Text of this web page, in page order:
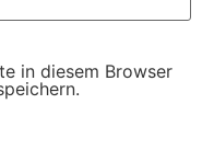
in diesem Browser